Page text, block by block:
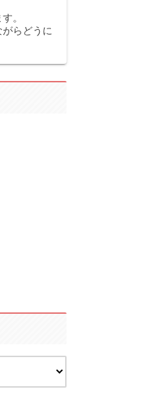
。
らどうに